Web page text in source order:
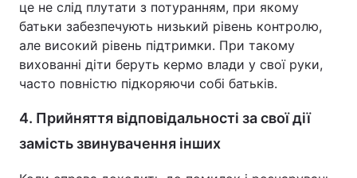
це не слід плутати з потуранням, при якому
батьки забезпечують низький рівень контролю,
але високий рівень підтримки. При такому
вихованні діти беруть кермо влади у свої руки,
часто повністю підкоряючи собі батьків.
4. Прийняття відповідальності за свої дії
замість звинувачення інших